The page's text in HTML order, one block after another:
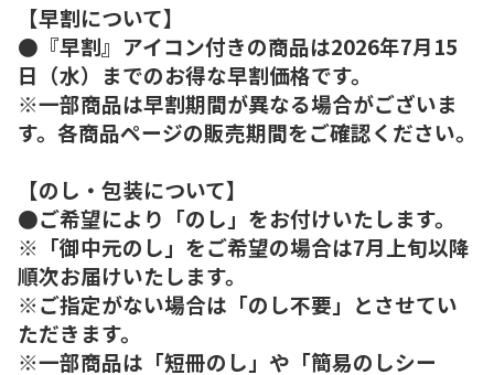
【早割について】
●『早割』アイコン付きの商品は2026年7月15
日（水）までのお得な早割価格です。
※一部商品は早割期間が異なる場合がございま
す。各商品ページの販売期間をご確認ください。
【のし・包装について】
●ご希望により「のし」をお付けいたします。
※「御中元のし」をご希望の場合は7月上旬以降
順次お届けいたします。
※ご指定がない場合は「のし不要」とさせてい
ただきます。
※一部商品は「短冊のし」や「簡易のしシー